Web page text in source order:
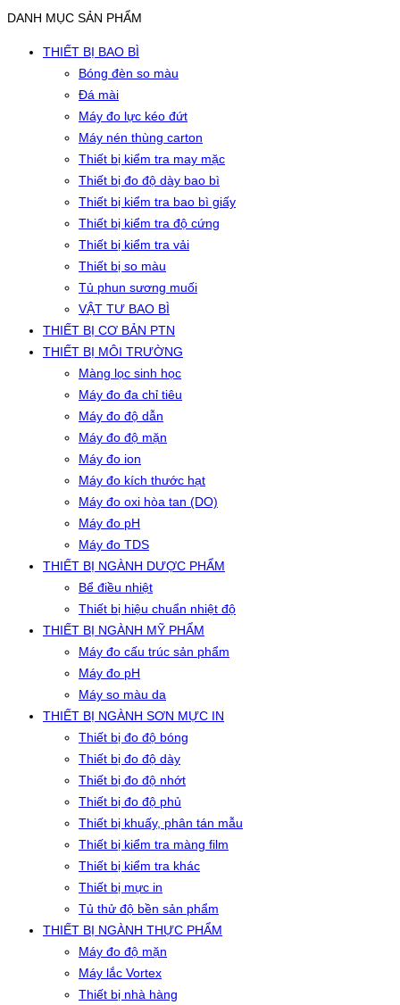
DANH MỤC SẢN PHẨM
THIẾT BỊ BAO BÌ
Bóng đèn so màu
Đá mài
Máy đo lực kéo đứt
Máy nén thùng carton
Thiết bị kiểm tra may mặc
Thiết bị đo độ dày bao bì
Thiết bị kiểm tra bao bì giấy
Thiết bị kiểm tra độ cứng
Thiết bị kiểm tra vải
Thiết bị so màu
Tủ phun sương muối
VẬT TƯ BAO BÌ
THIẾT BỊ CƠ BẢN PTN
THIẾT BỊ MÔI TRƯỜNG
Màng lọc sinh học
Máy đo đa chỉ tiêu
Máy đo độ dẫn
Máy đo độ mặn
Máy đo ion
Máy đo kích thước hạt
Máy đo oxi hòa tan (DO)
Máy đo pH
Máy đo TDS
THIẾT BỊ NGÀNH DƯỢC PHẨM
Bể điều nhiệt
Thiết bị hiệu chuẩn nhiệt độ
THIẾT BỊ NGÀNH MỸ PHẨM
Máy đo cấu trúc sản phẩm
Máy đo pH
Máy so màu da
THIẾT BỊ NGÀNH SƠN MỰC IN
Thiết bị đo độ bóng
Thiết bị đo độ dày
Thiết bị đo độ nhớt
Thiết bị đo độ phủ
Thiết bị khuấy, phân tán mẫu
Thiết bị kiểm tra màng film
Thiết bị kiểm tra khác
Thiết bị mực in
Tủ thử độ bền sản phẩm
THIẾT BỊ NGÀNH THỰC PHẨM
Máy đo độ mặn
Máy lắc Vortex
Thiết bị nhà hàng